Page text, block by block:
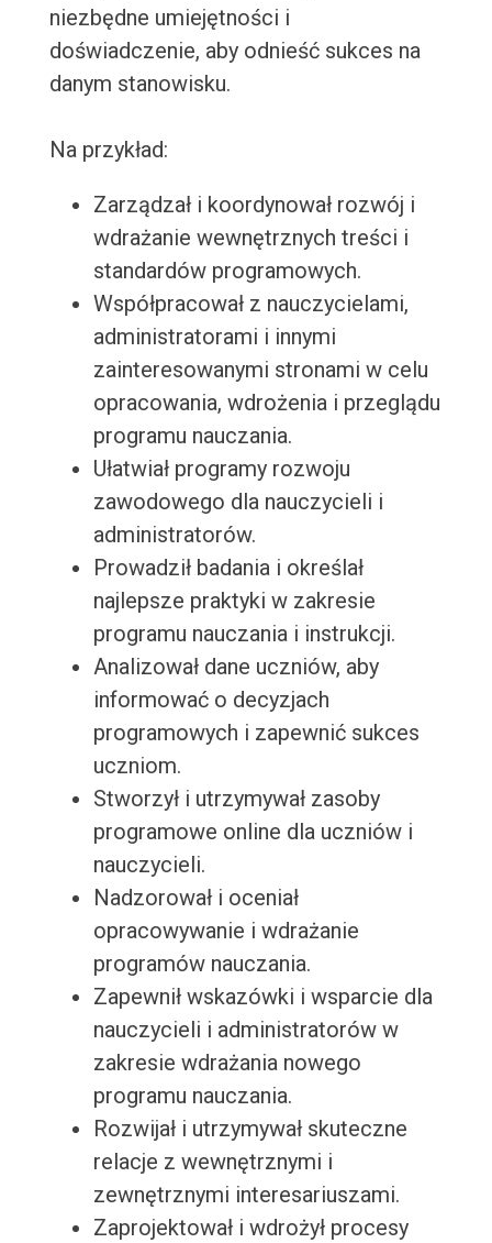
niezbędne umiejętności i
doświadczenie, aby odnieść sukces na
danym stanowisku.
Na przykład:
Zarządzał i koordynował rozwój i
wdrażanie wewnętrznych treści i
standardów programowych.
Współpracował z nauczycielami,
administratorami i innymi
zainteresowanymi stronami w celu
opracowania, wdrożenia i przeglądu
programu nauczania.
Ułatwiał programy rozwoju
zawodowego dla nauczycieli i
administratorów.
Prowadził badania i określał
najlepsze praktyki w zakresie
programu nauczania i instrukcji.
Analizował dane uczniów, aby
informować o decyzjach
programowych i zapewnić sukces
uczniom.
Stworzył i utrzymywał zasoby
programowe online dla uczniów i
nauczycieli.
Nadzorował i oceniał
opracowywanie i wdrażanie
programów nauczania.
Zapewnił wskazówki i wsparcie dla
nauczycieli i administratorów w
zakresie wdrażania nowego
programu nauczania.
Rozwijał i utrzymywał skuteczne
relacje z wewnętrznymi i
zewnętrznymi interesariuszami.
Zaprojektował i wdrożył procesy